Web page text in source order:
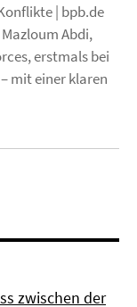
| bpb.de
Abdi,
erstmals bei
mit einer klaren
zwischen der